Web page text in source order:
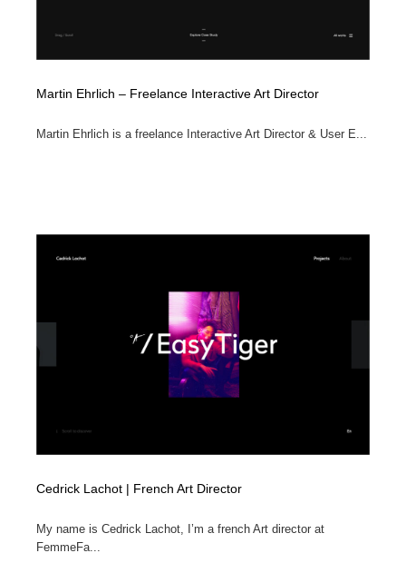
Martin Ehrlich – Freelance Interactive Art Director
Martin Ehrlich is a freelance Interactive Art Director & User E...
Cedrick Lachot | French Art Director
My name is Cedrick Lachot, I’m a french Art director at
FemmeFa...